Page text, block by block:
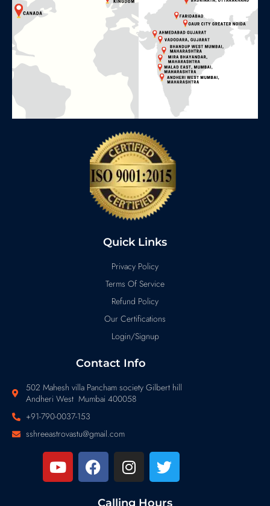
Quick Links
Privacy Policy
Terms Of Service
Refund Policy
Our Certifications
Login/Signup
Contact Info
502 Mahesh villa Pancham society Gilbert hill
Andheri West Mumbai 400058
+91-790-0037-153
sshreeastrovastu@gmail.com
Calling Hours